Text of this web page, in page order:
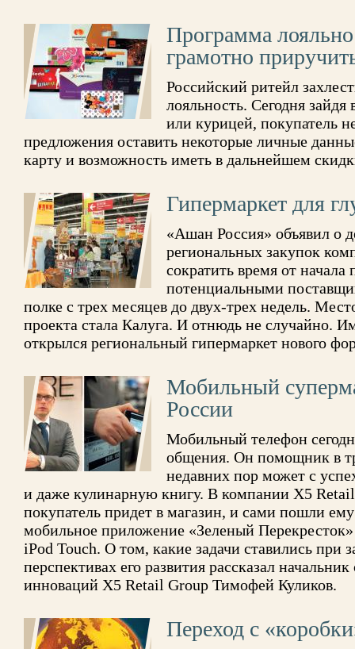
Программа
грамотно
Российский ритейл
лояльность. Сегодня
или курицей, покупатель
предложения оставить некоторые личные
карту и возможность иметь в дальнейшем
Гипермаркет для
«Ашан Россия» объявил о
региональных закупок
сократить время от начала
потенциальными
полке с трех месяцев до двух-трех недель.
проекта стала Калуга. И отнюдь не случайно.
открылся региональный гипермаркет нового
Мобильный
России
Мобильный телефон
общения. Он помощник в
недавних пор может с
и даже кулинарную книгу. В компании X5
покупатель придет в магазин, и сами пошли ему
мобильное приложение «Зеленый
iPod Touch. О том, какие задачи ставились при
перспективах его развития рассказал
инноваций X5 Retail Group Тимофей Куликов.
Переход с